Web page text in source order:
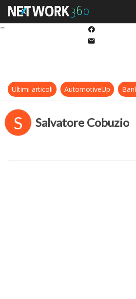
Ultimi articoli AutomotiveUp
S Salvatore Cobuzio